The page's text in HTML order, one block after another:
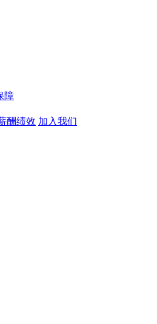
障
酬绩效 加入我们